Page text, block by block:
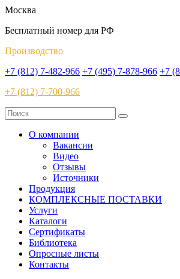
Москва
Бесплатный номер для РФ
Производство
+7 (812) 7-482-966 +7 (495) 7-878-966 +7
+7 (812) 7-700-966
О компании
Вакансии
Видео
Отзывы
Источники
Продукция
КОМПЛЕКСНЫЕ ПОСТАВКИ
Услуги
Каталоги
Сертификаты
Библиотека
Опросные листы
Контакты